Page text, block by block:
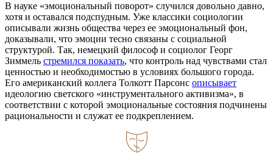
В науке «эмоциональный поворот» случился довольно давно,
хотя и оставался подспудным. Уже классики социологии
описывали жизнь общества через ее эмоциональный фон,
доказывали, что эмоции тесно связаны с социальной
структурой. Так, немецкий философ и социолог Георг
Зиммель стремился показать, что контроль над чувствами стал
ценностью и необходимостью в условиях большого города.
Его американский коллега Толкотт Парсонс описывает
идеологию светского «инструментального активизма», в
соответствии с которой эмоциональные состояния подчинены
рациональности и служат ее подкреплением.